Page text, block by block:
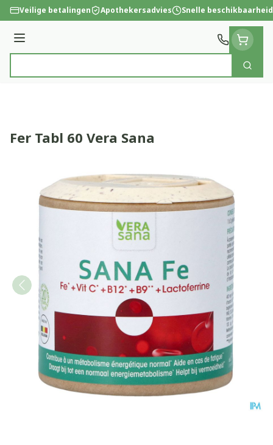
Ga naar de inhoud
Veilige betalingen Apothekersadvies Snelle beschikbaarheid
Menu
Zoek
Fer Tabl 60 Vera Sana